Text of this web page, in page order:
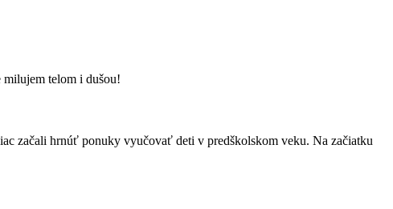
telom i dušou!
začali hrnúť ponuky vyučovať deti v predškolskom veku. Na začiatku